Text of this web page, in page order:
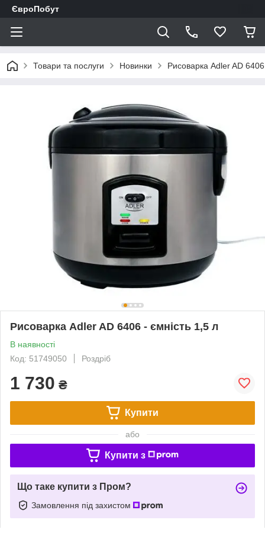
ЄвроПобут
Товари та послуги Новинки Рисоварка Adler AD
Рисоварка Adler AD 6406 - ємність 1,5 л
В наявності
Код: 51749050
Роздріб
1 730 ₴
Купити
або
Купити з
Що таке купити з Пром?
Замовлення під захистом